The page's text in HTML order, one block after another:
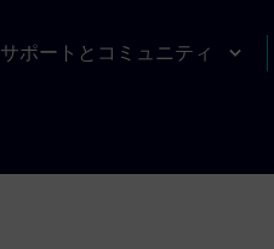
サポートとコミュニティ